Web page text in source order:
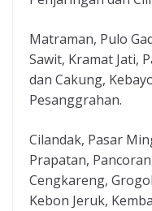
Matraman, Pulo
Sawit, Kramat Jati,
dan Cakung,
Pesanggrahan.
Cilandak, Pasar
Prapatan,
Cengkareng,
Kebon Jeruk,